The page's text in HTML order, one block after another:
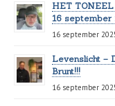
HET
16 september
16 september
Levenslicht –
Brunt!!!
16 september